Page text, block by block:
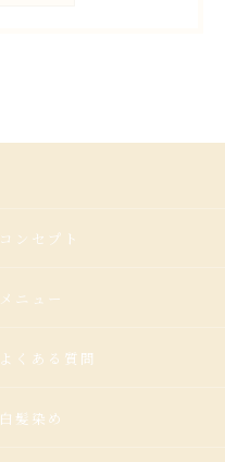
コンセプト
メニュー
よくある質問
白髪染め